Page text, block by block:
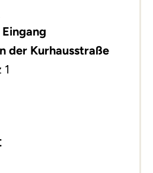
der Kurhausstraße